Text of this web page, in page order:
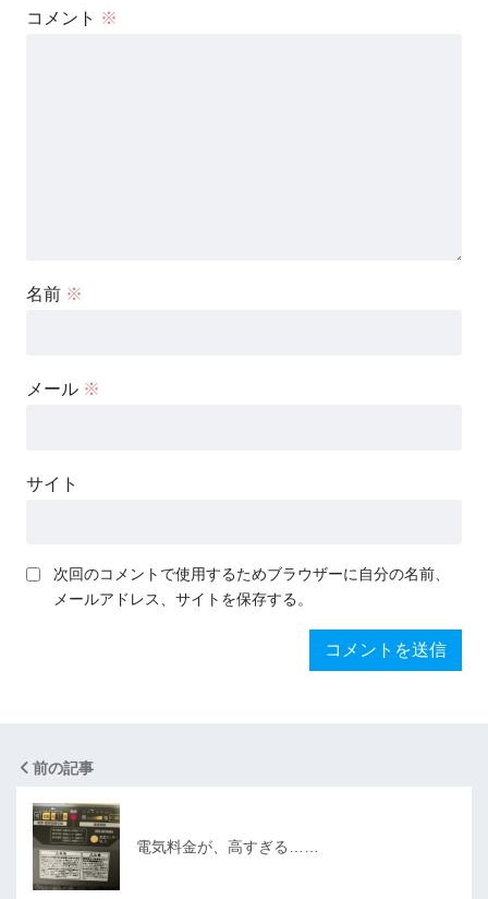
コメント ※
名前 ※
メール ※
サイト
次回のコメントで使用するためブラウザーに自分の名前、
メールアドレス、サイトを保存する。
前の記事
電気料金が、高すぎる……